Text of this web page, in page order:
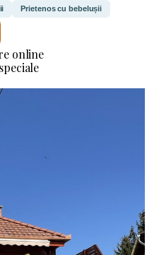
Prietenos cu bebelușii
online